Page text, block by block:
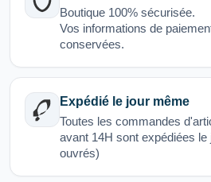
Boutique 100% sécurisée.
Vos informations de
conservées.
Expédié le jour même
Toutes les commandes
avant 14H sont expédiées
ouvrés)